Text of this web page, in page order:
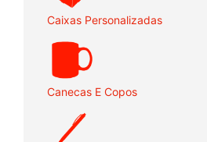
Caixas Personalizadas
Canecas E Copos